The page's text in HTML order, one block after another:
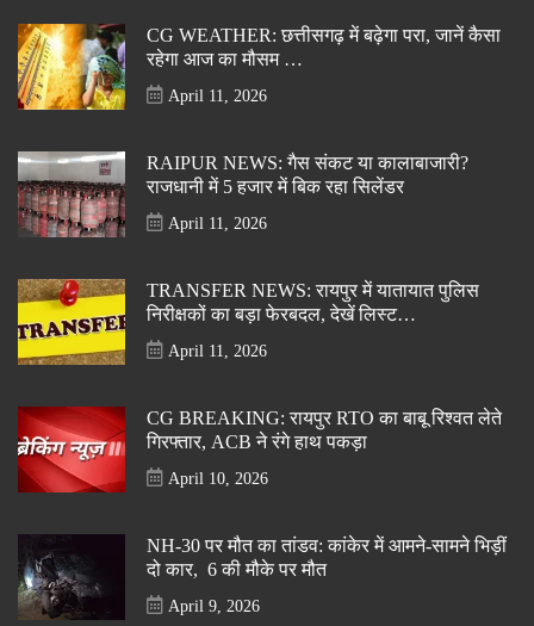
CG WEATHER: छत्तीसगढ़ में बढ़ेगा परा, जानें कैसा
रहेगा आज का मौसम …
April 11, 2026
RAIPUR NEWS: गैस संकट या कालाबाजारी?
राजधानी में 5 हजार में बिक रहा सिलेंडर
April 11, 2026
TRANSFER NEWS: रायपुर में यातायात पुलिस
निरीक्षकों का बड़ा फेरबदल, देखें लिस्ट…
April 11, 2026
CG BREAKING: रायपुर RTO का बाबू रिश्वत लेते
गिरफ्तार, ACB ने रंगे हाथ पकड़ा
April 10, 2026
NH-30 पर मौत का तांडव: कांकेर में आमने-सामने भिड़ीं
दो कार, 6 की मौके पर मौत
April 9, 2026